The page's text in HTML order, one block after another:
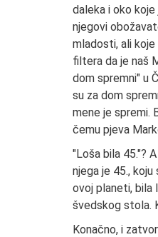
daleka i oko
njegovi
mladosti, ali
filtera da je naš
dom spremni" u
su za dom
mene je spremi.
čemu pjeva
"Loša bila 45."?
njega je 45.,
ovoj planeti, bila
švedskog stola.
Konačno, i